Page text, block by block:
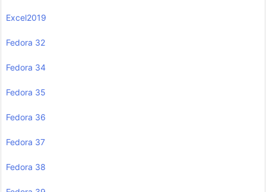
Excel2019
Fedora 32
Fedora 34
Fedora 35
Fedora 36
Fedora 37
Fedora 38